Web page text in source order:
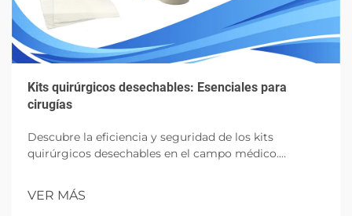
Kits quirúrgicos desechables: Esenciales para
cirugías
Descubre la eficiencia y seguridad de los kits
quirúrgicos desechables en el campo médico.
impacto futuro en las cirugías.
VER MÁS